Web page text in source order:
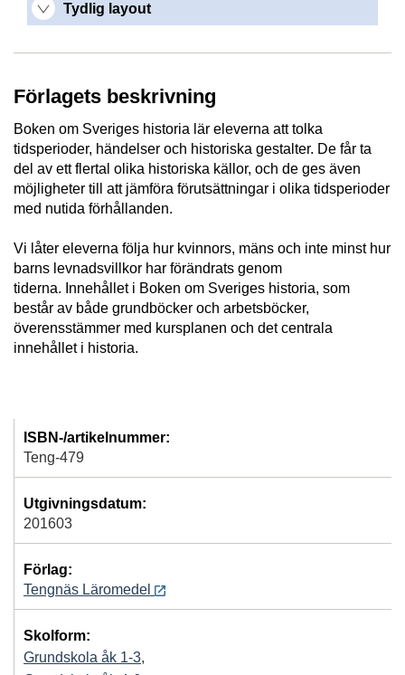
Tydlig layout
Förlagets beskrivning
Boken om Sveriges historia lär eleverna att tolka
tidsperioder, händelser och historiska gestalter. De får ta
del av ett flertal olika historiska källor, och de ges även
möjligheter till att jämföra förutsättningar i olika tidsperioder
med nutida förhållanden.
Vi låter eleverna följa hur kvinnors, mäns och inte minst hur
barns levnadsvillkor har förändrats genom
tiderna. Innehållet i Boken om Sveriges historia, som
består av både grundböcker och arbetsböcker,
överensstämmer med kursplanen och det centrala
innehållet i historia.
ISBN-/artikelnummer:
Teng-479
Utgivningsdatum:
201603
Förlag:
Tengnäs Läromedel
Skolform:
Grundskola åk 1-3,